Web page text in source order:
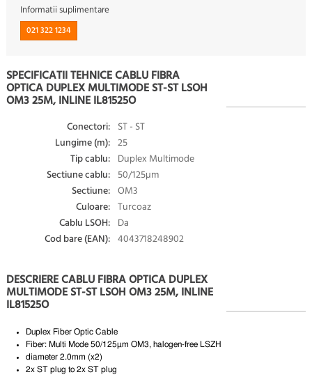
Informatii suplimentare
021 322 1234
SPECIFICATII TEHNICE CABLU FIBRA
OPTICA DUPLEX MULTIMODE ST-ST LSOH
OM3 25M, INLINE IL81525O
Conectori: ST - ST
Lungime (m): 25
Tip cablu: Duplex Multimode
Sectiune cablu: 50/125µm
Sectiune: OM3
Culoare: Turcoaz
Cablu LSOH: Da
Cod bare (EAN): 4043718248902
DESCRIERE CABLU FIBRA OPTICA DUPLEX
MULTIMODE ST-ST LSOH OM3 25M, INLINE
IL81525O
Duplex Fiber Optic Cable
Fiber: Multi Mode 50/125µm OM3, halogen-free LSZH
diameter 2.0mm (x2)
2x ST plug to 2x ST plug